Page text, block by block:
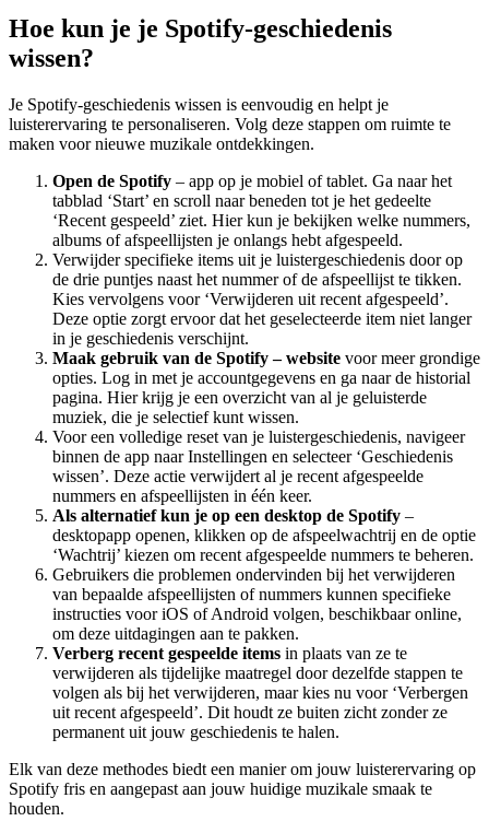
Hoe kun je je Spotify-geschiedenis
wissen?
Je Spotify-geschiedenis wissen is eenvoudig en helpt je
luisterervaring te personaliseren. Volg deze stappen om ruimte te
maken voor nieuwe muzikale ontdekkingen.
Open de Spotify – app op je mobiel of tablet. Ga naar het
tabblad ‘Start’ en scroll naar beneden tot je het gedeelte
‘Recent gespeeld’ ziet. Hier kun je bekijken welke nummers,
albums of afspeellijsten je onlangs hebt afgespeeld.
Verwijder specifieke items uit je luistergeschiedenis door op
de drie puntjes naast het nummer of de afspeellijst te tikken.
Kies vervolgens voor ‘Verwijderen uit recent afgespeeld’.
Deze optie zorgt ervoor dat het geselecteerde item niet langer
in je geschiedenis verschijnt.
Maak gebruik van de Spotify– website voor meer grondige
opties. Log in met je accountgegevens en ga naar de historial
pagina. Hier krijg je een overzicht van al je geluisterde
muziek, die je selectief kunt wissen.
Voor een volledige reset van je luistergeschiedenis, navigeer
binnen de app naar Instellingen en selecteer ‘Geschiedenis
wissen’. Deze actie verwijdert al je recent afgespeelde
nummers en afspeellijsten in één keer.
Als alternatief kun je op een desktop de Spotify –
desktopapp openen, klikken op de afspeelwachtrij en de optie
‘Wachtrij’ kiezen om recent afgespeelde nummers te beheren.
Gebruikers die problemen ondervinden bij het verwijderen
van bepaalde afspeellijsten of nummers kunnen specifieke
instructies voor iOS of Android volgen, beschikbaar online,
om deze uitdagingen aan te pakken.
Verberg recent gespeelde items in plaats van ze te
verwijderen als tijdelijke maatregel door dezelfde stappen te
volgen als bij het verwijderen, maar kies nu voor ‘Verbergen
uit recent afgespeeld’. Dit houdt ze buiten zicht zonder ze
permanent uit jouw geschiedenis te halen.
Elk van deze methodes biedt een manier om jouw luisterervaring op
Spotify fris en aangepast aan jouw huidige muzikale smaak te
houden.